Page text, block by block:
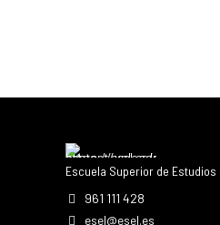
Escuela Superior de
961 111 428
esel@esel.es